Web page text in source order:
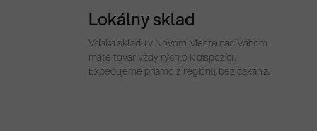
Lokálny sklad
Vďaka skladu v Novom Meste nad Váhom
máte tovar vždy rýchlo k dispozícii.
Expedujeme priamo z regiónu, bez čakania.